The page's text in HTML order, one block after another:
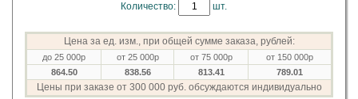
Количество: шт.
Цена за ед. изм., при общей сумме заказа, рублей:
до 25 000р от 25 000р от 75 000р
от 150 000р
864.50
838.56 813.41 789.01
Цены при заказе от 300 000 руб. обсуждаются индивидуально